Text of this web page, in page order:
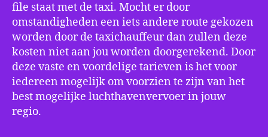
file staat met de taxi. Mocht er door
omstandigheden een iets andere route gekozen
worden door de taxichauffeur dan zullen deze
kosten niet aan jou worden doorgerekend. Door
deze vaste en voordelige tarieven is het voor
iedereen mogelijk om voorzien te zijn van het
best mogelijke luchthavenvervoer in jouw
regio.